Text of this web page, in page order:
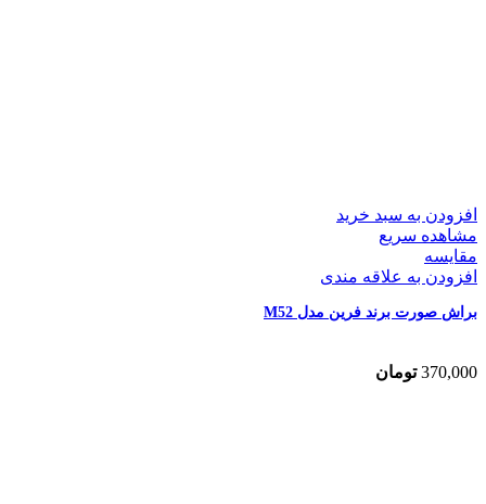
افزودن به سبد خرید
مشاهده سریع
مقایسه
افزودن به علاقه مندی
براش صورت برند فرین مدل M52
370,000 تومان